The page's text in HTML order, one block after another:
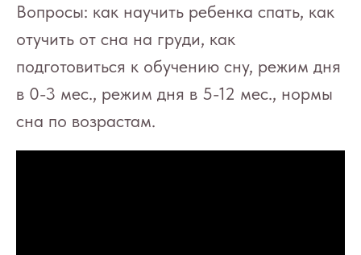
Вопросы: как научить ребенка спать, как
отучить от сна на груди, как
подготовиться к обучению сну, режим дня
в 0-3 мес., режим дня в 5-12 мес., нормы
сна по возрастам.